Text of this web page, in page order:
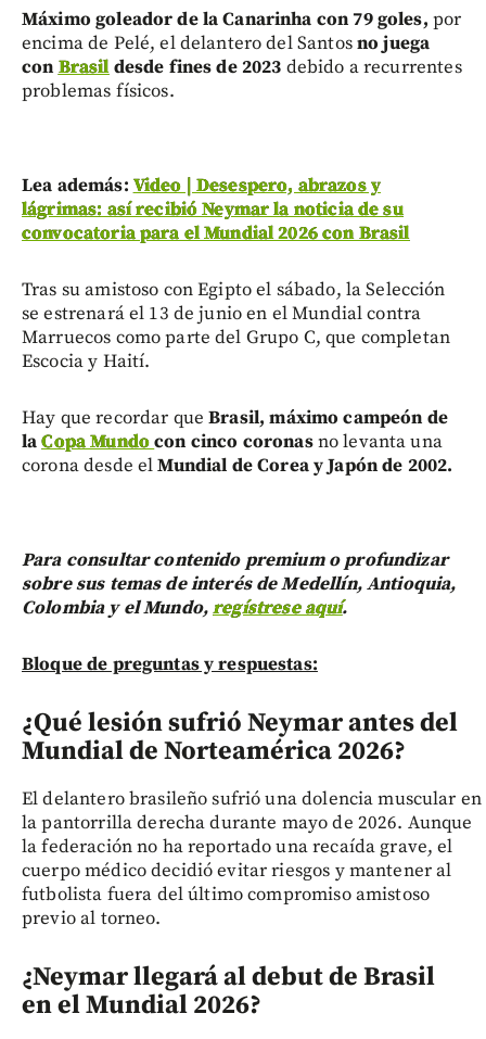
Máximo goleador de la Canarinha con 79 goles, por
encima de Pelé, el delantero del Santosno juega
con Brasildesde fines de 2023 debido a recurrentes
problemas físicos.
Lea además: Video | Desespero, abrazos y
lágrimas: así recibió Neymar la noticia de su
convocatoria para el Mundial 2026 con Brasil
Tras su amistoso con Egipto el sábado, la Selección
se estrenará el 13 de junio en el Mundial contra
Marruecos como parte del Grupo C, que completan
Escocia y Haití.
Hay que recordar que Brasil, máximo campeón de
laCopa Mundocon cinco coronasno levanta una
corona desde elMundial de Corea y Japón de 2002.
Para consultar contenido premium o profundizar
sobre sus temas de interés de Medellín, Antioquia,
Colombia y el Mundo,regístrese aquí.
Bloque de preguntas y respuestas:
¿Qué lesión sufrió Neymar antes del
Mundial de Norteamérica 2026?
El delantero brasileño sufrió una dolencia muscular en
la pantorrilla derecha durante mayo de 2026. Aunque
la federación no ha reportado una recaída grave, el
cuerpo médico decidió evitar riesgos y mantener al
futbolista fuera del último compromiso amistoso
previo al torneo.
¿Neymar llegará al debut de Brasil
en el Mundial 2026?